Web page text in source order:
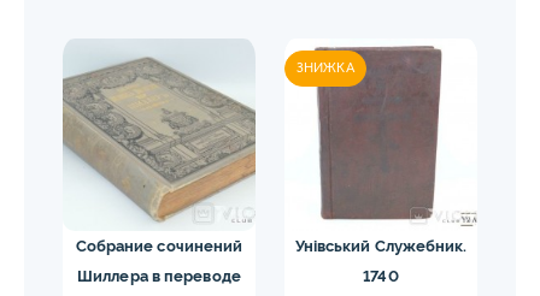
Собрание сочинений
Шиллера в переводе
ЗНИЖКА
Унівський Служебник.
1740